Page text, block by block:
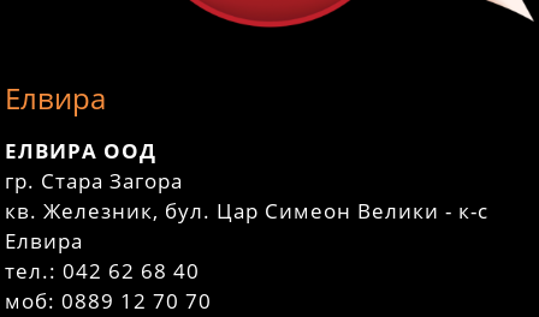
Елвира
ЕЛВИРА ООД
гр. Стара Загора
кв. Железник, бул. Цар Симеон Велики - к-с
Елвира
тел.: 042 62 68 40
моб: 0889 12 70 70